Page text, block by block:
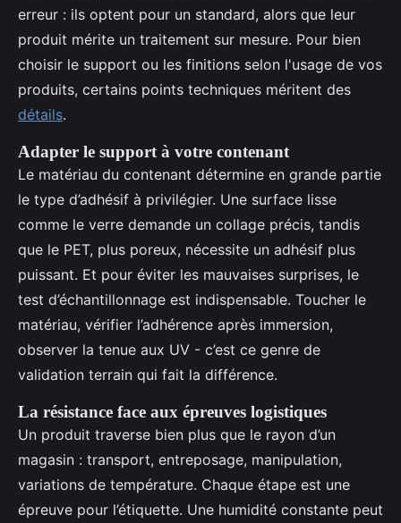
erreur : ils optent pour un standard, alors que leur
produit mérite un traitement sur mesure. Pour bien
choisir le support ou les finitions selon l'usage de vos
produits, certains points techniques méritent des
détails.
Adapter le support à votre contenant
Le matériau du contenant détermine en grande partie
le type d’adhésif à privilégier. Une surface lisse
comme le verre demande un collage précis, tandis
que le PET, plus poreux, nécessite un adhésif plus
puissant. Et pour éviter les mauvaises surprises, le
test d’échantillonnage est indispensable. Toucher le
matériau, vérifier l’adhérence après immersion,
observer la tenue aux UV - c’est ce genre de
validation terrain qui fait la différence.
La résistance face aux épreuves logistiques
Un produit traverse bien plus que le rayon d’un
magasin : transport, entreposage, manipulation,
variations de température. Chaque étape est une
épreuve pour l’étiquette. Une humidité constante peut